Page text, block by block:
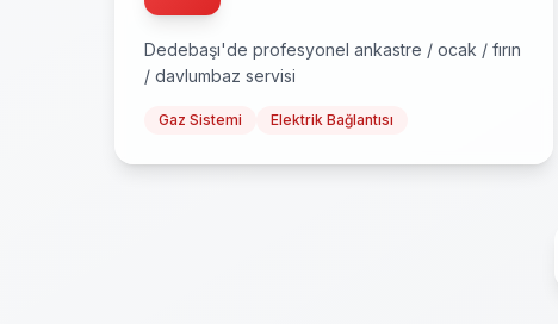
Dedebaşı'de profesyonel ankastre / ocak / fırın
/ davlumbaz servisi
Gaz Sistemi Elektrik Bağlantısı